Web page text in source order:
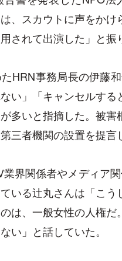
、スカウトに声をか
されて出演した」と振
HRN事務局長の伊藤
い」「キャンセルす
多いと指摘した。被
三者機関の設置を提言
業界関係者やメディア
いる辻丸さんは「こ
は、一般女性の人権
い」と話していた。